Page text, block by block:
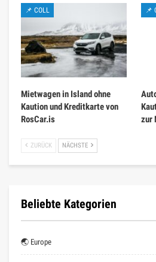
📌 COLL
Mietwagen in Island ohne
Kaution und Kreditkarte von
RosCar.is
📌
zur
ZURÜCK NÄCHSTE
Beliebte Kategorien
🌏 Europe